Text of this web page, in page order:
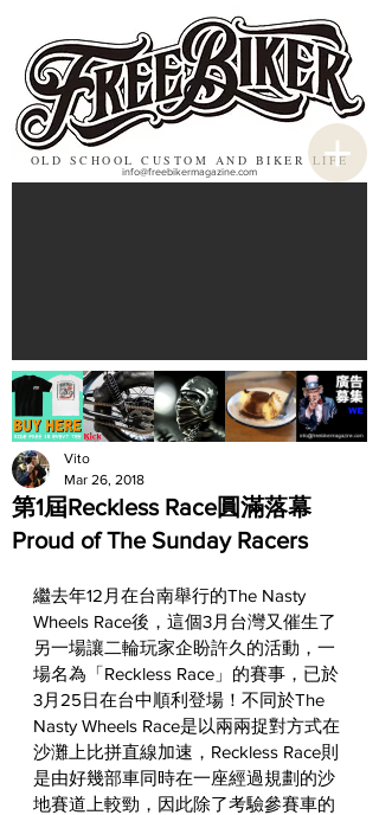
OLD SCHOOL CUSTOM AND BIKER LIFE
info@freebikermagazine.com
第1屆Reckless Race圓滿落幕
Proud of The Sunday Racers
Vito
Mar 26, 2018
繼去年12月在台南舉行的The Nasty
Wheels Race後，這個3月台灣又催生了
另一場讓二輪玩家企盼許久的活動，一
場名為「Reckless Race」的賽事，已於
3月25日在台中順利登場！不同於The
Nasty Wheels Race是以兩兩捉對方式在
沙灘上比拼直線加速，Reckless Race則
是由好幾部車同時在一座經過規劃的沙
地賽道上較勁，因此除了考驗參賽車的